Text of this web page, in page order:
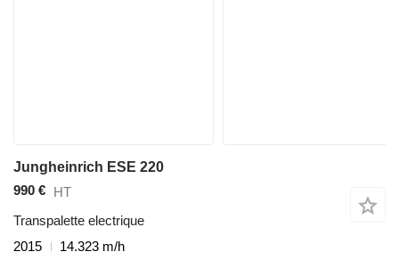
Jungheinrich ESE 220
990 € HT
Transpalette electrique
2015
14.323 m/h